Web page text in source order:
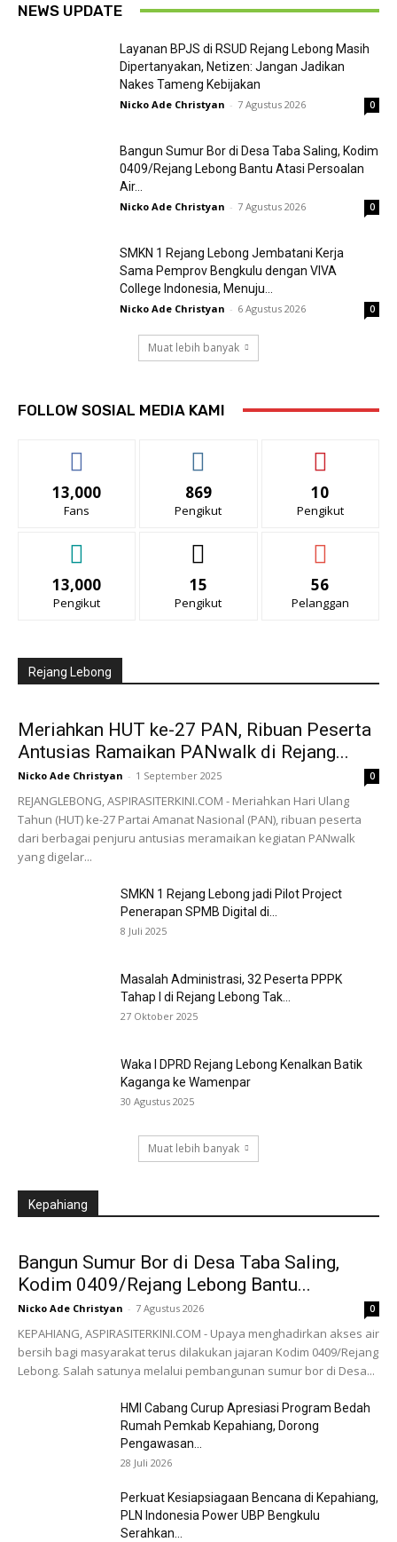
NEWS UPDATE
Layanan BPJS di RSUD Rejang Lebong Masih
Dipertanyakan, Netizen: Jangan Jadikan
Nakes Tameng Kebijakan
Nicko Ade Christyan - 7 Agustus 2026 0
Bangun Sumur Bor di Desa Taba Saling, Kodim
0409/Rejang Lebong Bantu Atasi Persoalan
Air...
Nicko Ade Christyan - 7 Agustus 2026 0
SMKN 1 Rejang Lebong Jembatani Kerja
Sama Pemprov Bengkulu dengan VIVA
College Indonesia, Menuju...
Nicko Ade Christyan - 6 Agustus 2026 0
Muat lebih banyak
FOLLOW SOSIAL MEDIA KAMI
13,000
Fans
869
Pengikut
10
Pengikut
13,000
Pengikut
15
Pengikut
56
Pelanggan
Rejang Lebong
Meriahkan HUT ke-27 PAN, Ribuan Peserta
Antusias Ramaikan PANwalk di Rejang...
Nicko Ade Christyan - 1 September 2025 0
REJANGLEBONG, ASPIRASITERKINI.COM - Meriahkan Hari Ulang
Tahun (HUT) ke-27 Partai Amanat Nasional (PAN), ribuan peserta
dari berbagai penjuru antusias meramaikan kegiatan PANwalk
yang digelar...
SMKN 1 Rejang Lebong jadi Pilot Project
Penerapan SPMB Digital di...
8 Juli 2025
Masalah Administrasi, 32 Peserta PPPK
Tahap I di Rejang Lebong Tak...
27 Oktober 2025
Waka I DPRD Rejang Lebong Kenalkan Batik
Kaganga ke Wamenpar
30 Agustus 2025
Muat lebih banyak
Kepahiang
Bangun Sumur Bor di Desa Taba Saling,
Kodim 0409/Rejang Lebong Bantu...
Nicko Ade Christyan - 7 Agustus 2026 0
KEPAHIANG, ASPIRASITERKINI.COM - Upaya menghadirkan akses air
bersih bagi masyarakat terus dilakukan jajaran Kodim 0409/Rejang
Lebong. Salah satunya melalui pembangunan sumur bor di Desa...
HMI Cabang Curup Apresiasi Program Bedah
Rumah Pemkab Kepahiang, Dorong
Pengawasan...
28 Juli 2026
Perkuat Kesiapsiagaan Bencana di Kepahiang,
PLN Indonesia Power UBP Bengkulu
Serahkan...